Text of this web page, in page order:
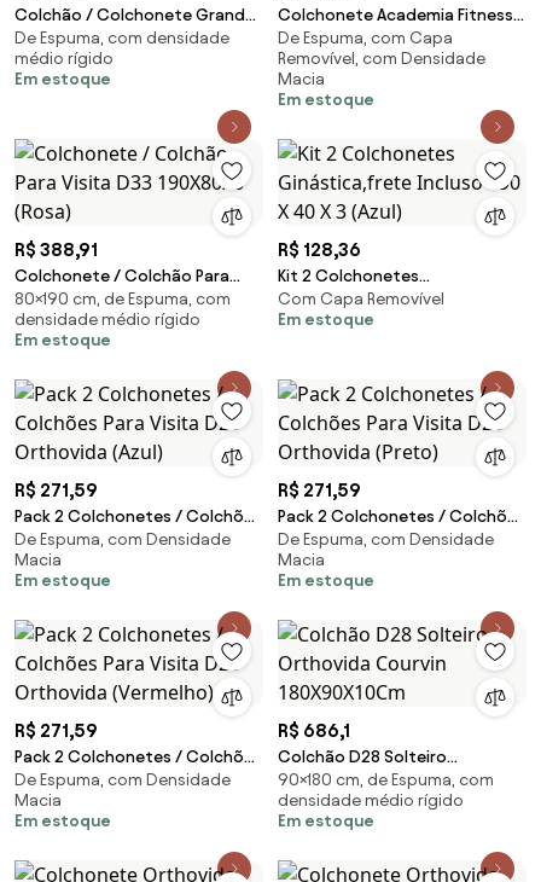
Colchão / Colchonete Grande
D33 - Muito Resistente - D33
De Espuma, com densidade
médio rígido
Em estoque
Colchonete Academia Fitness
Creche Napa 120 X 60 X 4Cm
(Rosa)
De Espuma, com Capa
Removível, com Densidade
Macia
Em estoque
R$ 388,91
Colchonete / Colchão Para
Visita D33 190X80X6 (Rosa)
80×190 cm, de Espuma, com
densidade médio rígido
Em estoque
R$ 128,36
Kit 2 Colchonetes
Ginástica,frete Incluso - 90 X
40 X 3 (Azul)
Com Capa Removível
Em estoque
R$ 271,59
Pack 2 Colchonetes / Colchões
Para Visita D20 Orthovida
(Azul)
De Espuma, com Densidade
Macia
Em estoque
R$ 271,59
Pack 2 Colchonetes / Colchões
Para Visita D20 Orthovida
(Preto)
De Espuma, com Densidade
Macia
Em estoque
R$ 271,59
Pack 2 Colchonetes / Colchões
Para Visita D20 Orthovida
(Vermelho)
De Espuma, com Densidade
Macia
Em estoque
R$ 686,1
Colchão D28 Solteiro
Orthovida Courvin
180X90X10Cm
90×180 cm, de Espuma, com
densidade médio rígido
Em estoque